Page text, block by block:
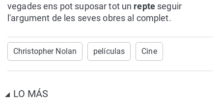
vegades ens pot suposar tot un repte seguir
l'argument de les seves obres al complet.
Christopher Nolan películas Cine
LO MÁS